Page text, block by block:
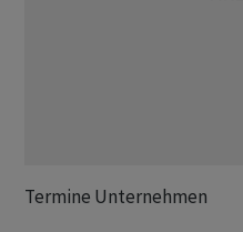
Termine Unternehmen